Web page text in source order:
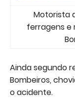
Motorista
ferragens e
Ainda segundo
Bombeiros,
o acidente.